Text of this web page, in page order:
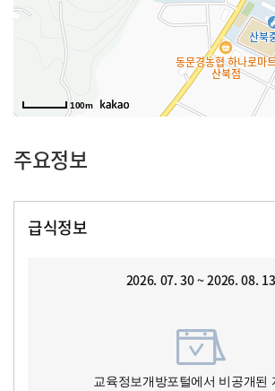
100m
주요정보
급식정보
2026. 07. 30 ~ 2026. 08. 13
교육정보개방포털에서 비공개된